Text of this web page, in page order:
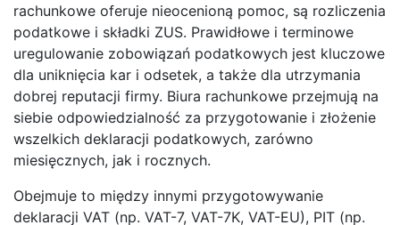
rachunkowe oferuje nieocenioną pomoc, są rozliczenia
podatkowe i składki ZUS. Prawidłowe i terminowe
uregulowanie zobowiązań podatkowych jest kluczowe
dla uniknięcia kar i odsetek, a także dla utrzymania
dobrej reputacji firmy. Biura rachunkowe przejmują na
siebie odpowiedzialność za przygotowanie i złożenie
wszelkich deklaracji podatkowych, zarówno
miesięcznych, jak i rocznych.
Obejmuje to między innymi przygotowywanie
deklaracji VAT (np. VAT-7, VAT-7K, VAT-EU), PIT (np.